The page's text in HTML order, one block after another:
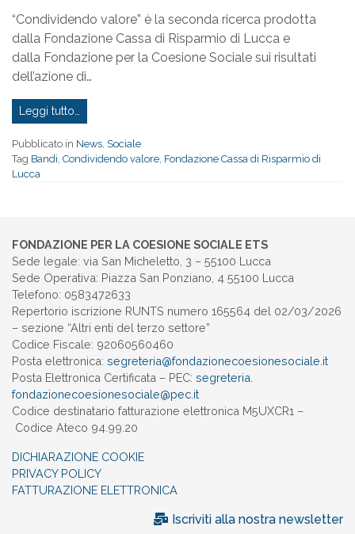
“Condividendo valore” è la seconda ricerca prodotta
dalla Fondazione Cassa di Risparmio di Lucca e
dalla Fondazione per la Coesione Sociale sui risultati
dell’azione di…
Leggi tutto…
Pubblicato in News, Sociale
Tag Bandi, Condividendo valore, Fondazione Cassa di Risparmio di
Lucca
FONDAZIONE PER LA COESIONE SOCIALE ETS
Sede legale: via San Micheletto, 3 – 55100 Lucca
Sede Operativa: Piazza San Ponziano, 4 55100 Lucca
Telefono: 0583472633
Repertorio iscrizione RUNTS numero 165564 del 02/03/2026
– sezione “Altri enti del terzo settore”
Codice Fiscale: 92060560460
Posta elettronica: segreteria@fondazionecoesionesociale.it
Posta Elettronica Certificata – PEC: segreteria.
fondazionecoesionesociale@pec. it
Codice destinatario fatturazione elettronica M5UXCR1 –
Codice Ateco 94.99.20
DICHIARAZIONE COOKIE
PRIVACY POLICY
FATTURAZIONE ELETTRONICA
Iscriviti alla nostra newsletter